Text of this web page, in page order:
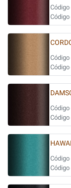
Código
Código
Código
Código